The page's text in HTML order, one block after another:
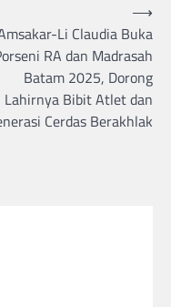
Li Claudia Buka
RA dan Madrasah
Batam 2025, Dorong
Lahirnya Bibit Atlet dan
Cerdas Berakhlak
⟶